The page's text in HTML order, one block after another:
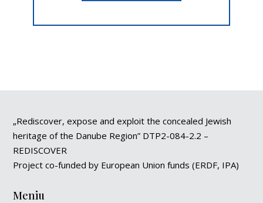
„Rediscover, expose and exploit the concealed Jewish
heritage of the Danube Region” DTP2-084-2.2 –
REDISCOVER
Project co-funded by European Union funds (ERDF, IPA)
Meniu